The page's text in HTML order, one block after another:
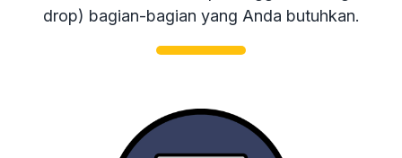
drop) bagian-bagian yang Anda butuhkan.